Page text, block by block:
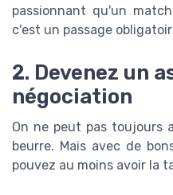
passionnant qu'un
c'est un passage
2. Devenez un
négociation
On ne peut pas toujours
beurre. Mais avec de
pouvez au moins avoir la